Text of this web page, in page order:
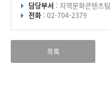
담당부서 : 지역문화콘텐츠팀
전화 : 02-704-2379
목록